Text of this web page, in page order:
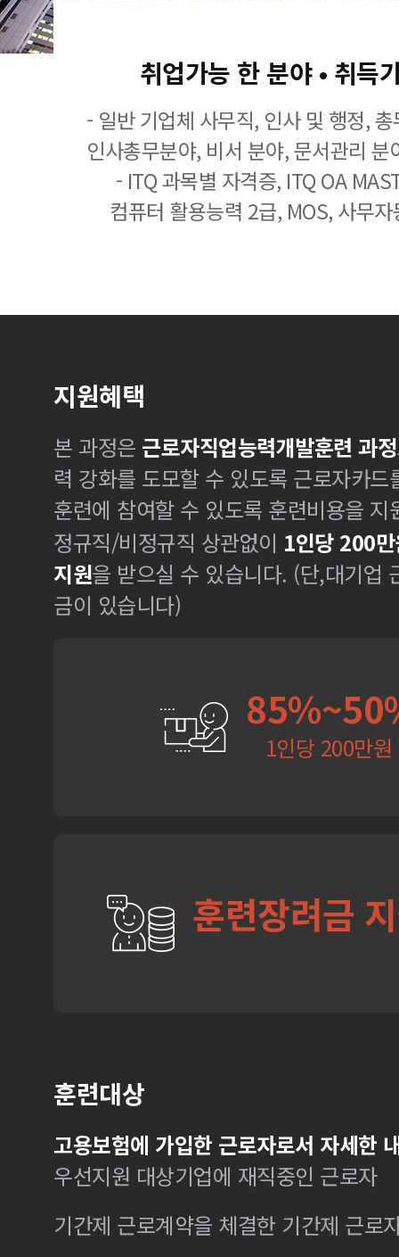
취업가능 한 분야 • 취득
- 일반 기업체 사무직, 인사 및 행정,
인사총무분야, 비서 분야, 문서관리
- ITQ 과목별 자격증, ITQ OA
컴퓨터 활용능력 2급, MOS, 사무
지원혜택
본 과정은 근로자직업능력개발훈련 과정
력 강화를 도모할 수 있도록 근로자카
훈련에 참여할 수 있도록 훈련비용을 지
정규직/비정규직 상관없이 1인당 200
지원을 받으실 수 있습니다. (단,대기업
금이 있습니다)
1인당 200만원
훈련장려금
훈련대상
고용보험에 가입한 근로자로서 자세한
우선지원 대상기업에 재직중인 근로자
기간제 근로계약을 체결한 기간제 근로